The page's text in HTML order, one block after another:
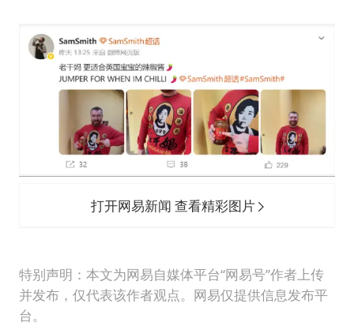
打开网易新闻 查看精彩图片
特别声明：本文为网易自媒体平台“网易号”作者上传
并发布，仅代表该作者观点。网易仅提供信息发布平
台。